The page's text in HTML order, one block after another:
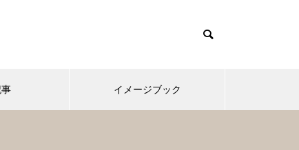
イメージブック